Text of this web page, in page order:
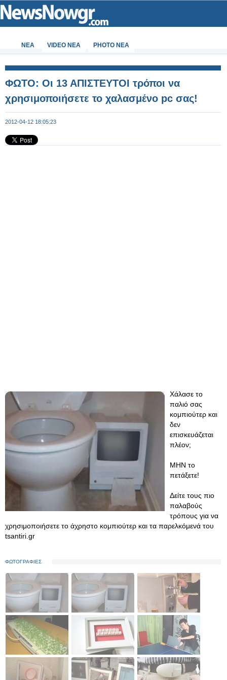
ΝΕΑ VIDEO NEA PHOTO NEA
ΦΩΤΟ: Οι 13 ΑΠΙΣΤΕΥΤΟΙ τρόποι να
χρησιμοποιήσετε το χαλασμένο pc σας!
2012-04-12 18:05:23
Χάλασε το
παλιό σας
κομπιούτερ και
δεν
επισκευάζεται
πλέον;
ΜΗΝ το
πετάξετε!
Δείτε τους πιο
παλαβούς
τρόπους για να
χρησιμοποιήσετε το άχρηστο κομπιούτερ και τα παρελκόμενά του
tsantiri.gr
ΦΩΤΟΓΡΑΦΙΕΣ